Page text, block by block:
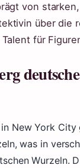
von
über die
für
New York
was in
Wurzeln.